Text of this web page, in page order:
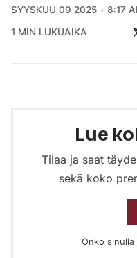
SYYSKUU 09 2025 8:17
1 MIN LUKUAIKA
Lue
Tilaa ja saat
sekä koko
Onko sinulla